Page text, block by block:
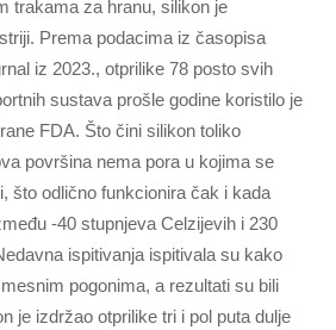
trakama za hranu, silikon je
Prema podacima iz časopisa
iz 2023., otprilike 78 posto svih
sustava prošle godine koristilo je
FDA. Što čini silikon toliko
površina nema pora u kojima se
što odlično funkcionira čak i kada
-40 stupnjeva Celzijevih i 230
ispitivanja ispitivala su kako
pogonima, a rezultati su bili
je izdržao otprilike tri i pol puta dulje